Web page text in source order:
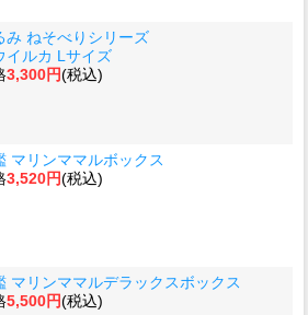
み ねそべりシリーズ
イルカ Lサイズ
3,300円(税込)
マリンママルボックス
3,520円(税込)
マリンママルデラックスボックス
5,500円(税込)